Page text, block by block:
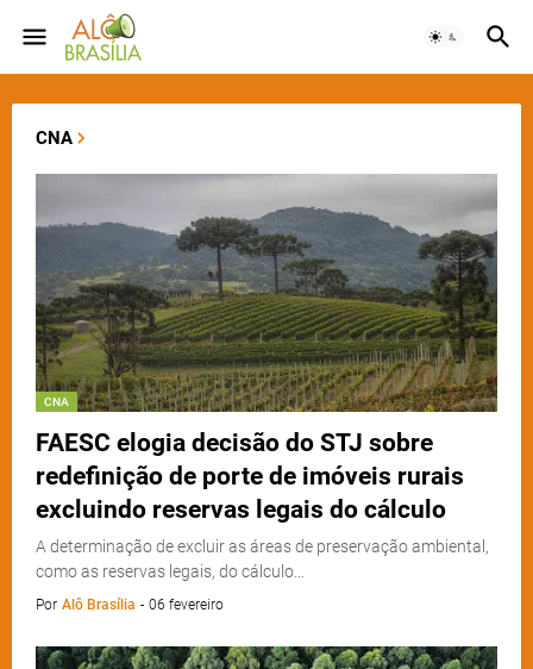
CNA
CNA
FAESC elogia decisão do STJ sobre
redefinição de porte de imóveis rurais
excluindo reservas legais do cálculo
A determinação de excluir as áreas de preservação ambiental,
como as reservas legais, do cálculo…
Por Alô Brasília - 06 fevereiro